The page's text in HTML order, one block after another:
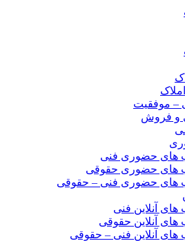
– موفقیت
و فروش
های حضوری فنی
های حضوری حقوقی
های حضوری فنی – حقوقی
آنلاین فنی
آنلاین حقوقی
آنلاین فنی – حقوقی